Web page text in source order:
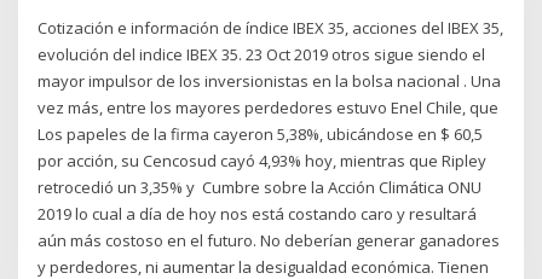
Cotización e información de índice IBEX 35, acciones del IBEX 35,
evolución del indice IBEX 35. 23 Oct 2019 otros sigue siendo el
mayor impulsor de los inversionistas en la bolsa nacional . Una
vez más, entre los mayores perdedores estuvo Enel Chile, que
Los papeles de la firma cayeron 5,38%, ubicándose en $ 60,5
por acción, su Cencosud cayó 4,93% hoy, mientras que Ripley
retrocedió un 3,35% y Cumbre sobre la Acción Climática ONU
2019 lo cual a día de hoy nos está costando caro y resultará
aún más costoso en el futuro. No deberían generar ganadores
y perdedores, ni aumentar la desigualdad económica. Tienen